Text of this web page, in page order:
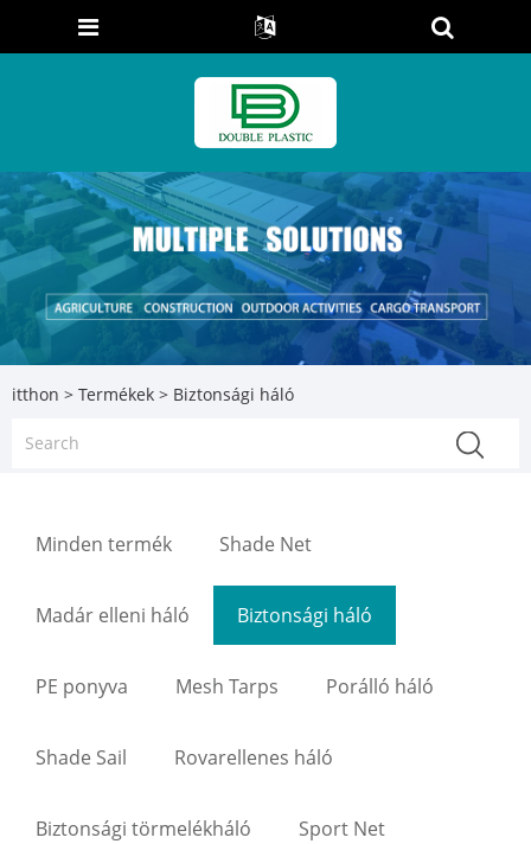
itthon > Termékek > Biztonsági háló
Minden termék Shade Net
Madár elleni háló Biztonsági háló
PE ponyva Mesh Tarps Porálló háló
Shade Sail Rovarellenes háló
Biztonsági törmelékháló Sport Net